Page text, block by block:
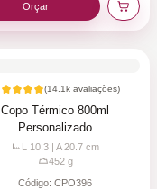
Orçar
(14.1k avaliações)
Copo Térmico 800ml
Personalizado
L 10.3 | A 20.7 cm
452g
Código: CPO396